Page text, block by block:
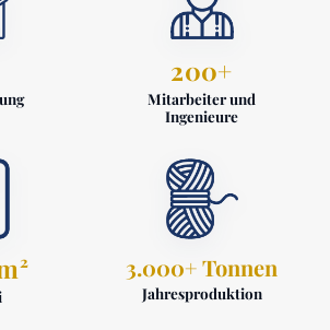
200+
Mitarbeiter und
Ingenieure
3.000+ Tonnen
Jahresproduktion